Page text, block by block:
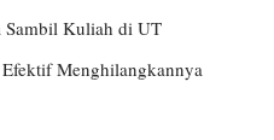
Sambil Kuliah di UT
Menghilangkannya